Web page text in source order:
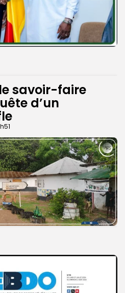
savoir-faire
d’un